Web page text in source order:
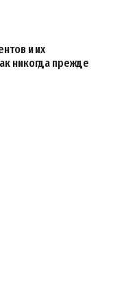
и их
никогда прежде